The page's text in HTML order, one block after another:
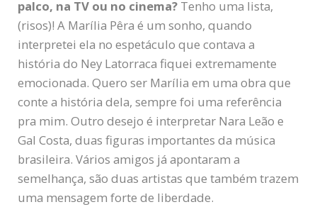
palco, na TV ou no cinema? Tenho uma lista,
(risos)! A Marília Pêra é um sonho, quando
interpretei ela no espetáculo que contava a
história do Ney Latorraca fiquei extremamente
emocionada. Quero ser Marília em uma obra que
conte a história dela, sempre foi uma referência
pra mim. Outro desejo é interpretar Nara Leão e
Gal Costa, duas figuras importantes da música
brasileira. Vários amigos já apontaram a
semelhança, são duas artistas que também trazem
uma mensagem forte de liberdade.